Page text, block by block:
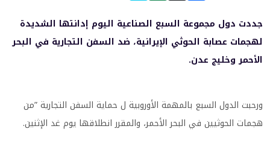
جددت دول مجموعة السبع الصناعية اليوم إدانتها الشديدة
لهجمات عصابة الحوثي الإيرانية، ضد السفن التجارية في البحر
الأحمر وخليج عدن.
ورحبت الدول السبع بالمهمة الأوروبية ل حماية السفن التجارية ”من
هجمات الحوثيين في البحر الأحمر، والمقرر انطلاقها يوم غد الإثنين.